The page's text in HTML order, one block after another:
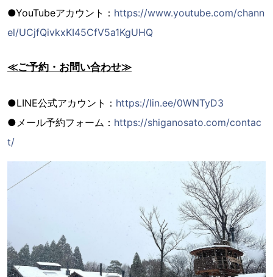
●YouTubeアカウント： https://www.youtube.com/chann
el/UCjfQivkxKI45CfV5a1KgUHQ
≪ご予約・お問い合わせ≫
●LINE公式アカウント： https://lin.ee/0WNTyD3
●メール予約フォーム： https://shiganosato.com/contac
t/